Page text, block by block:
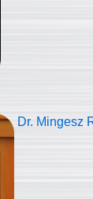
Dr. Mingesz